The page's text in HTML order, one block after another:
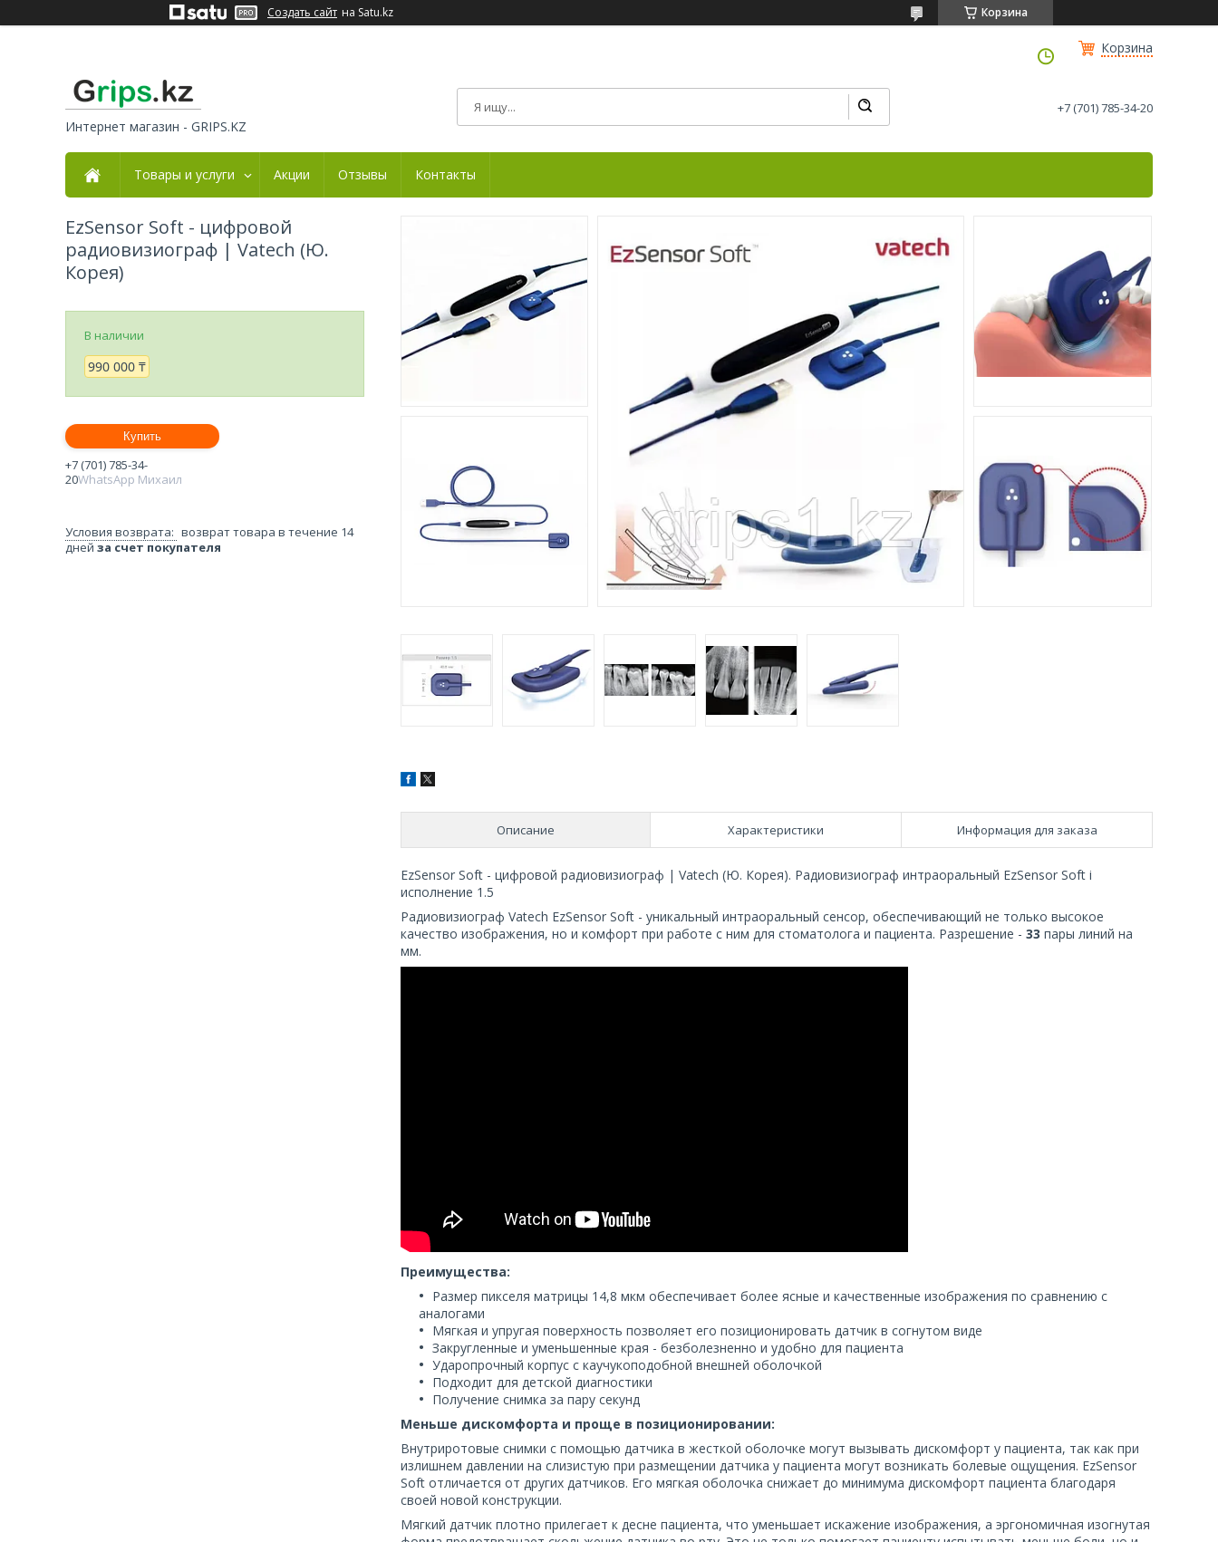
Создать сайт на Satu.kz Корзина
Корзина
Интернет магазин - GRIPS.KZ
+7 (701) 785-34-20
Товары и услуги Акции Отзывы Контакты
Описание Характеристики Информация для заказа
EzSensor Soft - цифровой радиовизиограф | Vatech (Ю. Корея). Радиовизиограф интраоральный EzSensor Soft i
исполнение 1.5
Радиовизиограф Vatech EzSensor Soft - уникальный интраоральный сенсор, обеспечивающий не только высокое
качество изображения, но и комфорт при работе с ним для стоматолога и пациента. Разрешение - 33 пары линий на
мм.
Преимущества:
Размер пикселя матрицы 14,8 мкм обеспечивает более ясные и качественные изображения по сравнению с
аналогами
Мягкая и упругая поверхность позволяет его позиционировать датчик в согнутом виде
Закругленные и уменьшенные края - безболезненно и удобно для пациента
Ударопрочный корпус с каучукоподобной внешней оболочкой
Подходит для детской диагностики
Получение снимка за пару секунд
Меньше дискомфорта и проще в позиционировании:
Внутриротовые снимки с помощью датчика в жесткой оболочке могут вызывать дискомфорт у пациента, так как при
излишнем давлении на слизистую при размещении датчика у пациента могут возникать болевые ощущения. EzSensor
Soft отличается от других датчиков. Его мягкая оболочка снижает до минимума дискомфорт пациента благодаря
своей новой конструкции.
Мягкий датчик плотно прилегает к десне пациента, что уменьшает искажение изображения, а эргономичная изогнутая
EzSensor Soft - цифровой
радиовизиограф | Vatech (Ю.
Корея)
В наличии
990 000 ₸
Купить
+7 (701) 785-34-
20WhatsApp Михаил
возврат товара в течение 14
дней за счет покупателя